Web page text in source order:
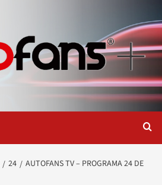
24
AUTOFANS TV – PROGRAMA 24 DE